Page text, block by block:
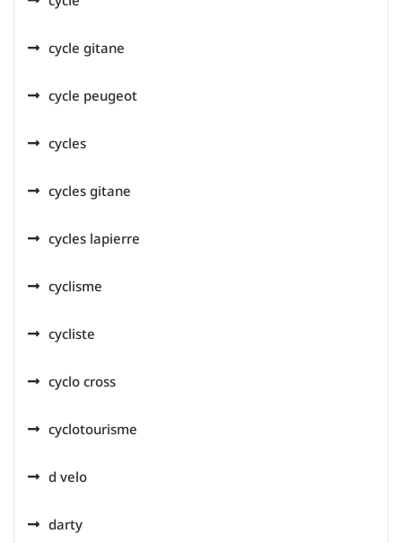
cycle gitane
cycle peugeot
cycles
cycles gitane
cycles lapierre
cyclisme
cycliste
cyclo cross
cyclotourisme
d velo
darty